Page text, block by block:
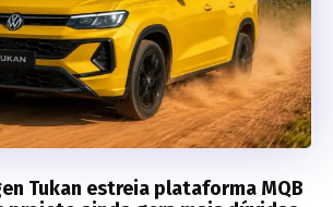
Tukan estreia plataforma MQB